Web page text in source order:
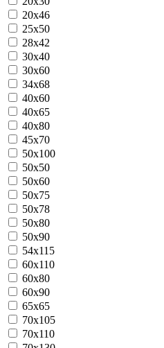
20x46
25x50
28x42
30x40
30x60
34x68
40x60
40x65
40x80
45x70
50x100
50x50
50x60
50x75
50x78
50x80
50x90
54x115
60x110
60x80
60x90
65x65
70x105
70x110